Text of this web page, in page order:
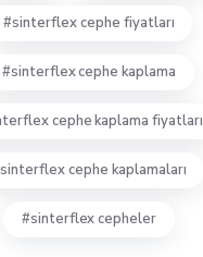
sinterflex cephe fiyatları
sinterflex cephe kaplama
cephe kaplama fiyatları
sinterflex cephe kaplamaları
sinterflex cepheler